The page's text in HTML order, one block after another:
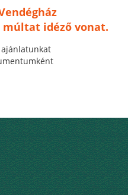
idéző vonat.